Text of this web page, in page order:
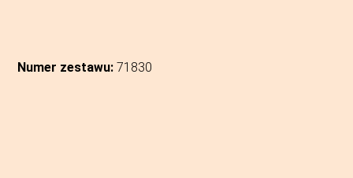
Numer zestawu: 71830